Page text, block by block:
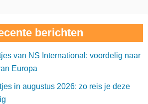
berichten
van NS International: voordelig naar
Europa
in augustus 2026: zo reis je deze